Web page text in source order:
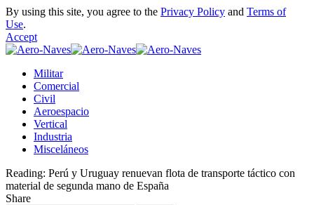
By using this site, you agree to the Privacy Policy and Terms of
Use.
Accept
Militar
Comercial
Civil
Aeroespacio
Vertical
Industria
Misceláneos
Reading: Perú y Uruguay renuevan flota de transporte táctico con
material de segunda mano de España
Share